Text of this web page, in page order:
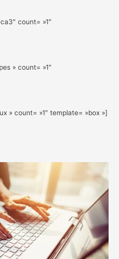
count= »1″
» count= »1″
» count= »1″ template= »box »]